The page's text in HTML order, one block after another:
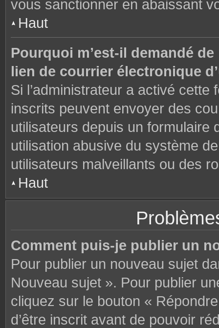
vous sanctionner en abaissant
Haut
Pourquoi m’est-il demandé
lien de courrier électronique
Si l’administrateur a activé
inscrits peuvent envoyer des
utilisateurs depuis un formulaire
utilisation abusive du système
utilisateurs malveillants ou des
Haut
Comment puis-je publier un
Pour publier un nouveau sujet
Nouveau sujet ». Pour publier
cliquez sur le bouton «
d’être inscrit avant de pouvoir